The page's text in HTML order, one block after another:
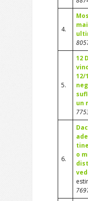
4.
5.
12
12/
un
6.
o